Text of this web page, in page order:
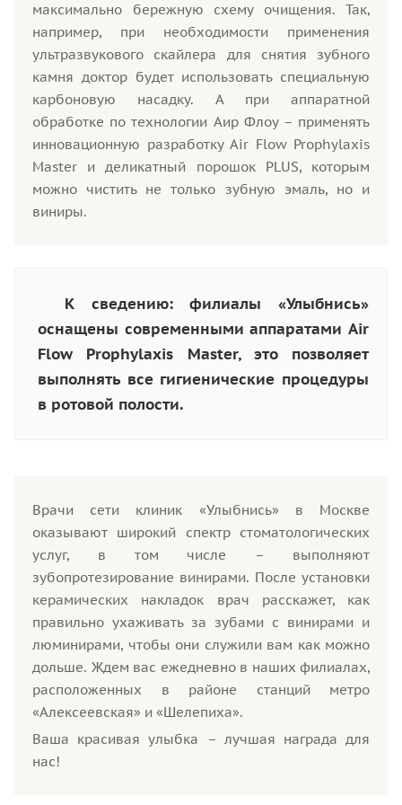
максимально бережную схему очищения. Так,
например, при необходимости применения
ультразвукового скайлера для снятия зубного
камня доктор будет использовать специальную
карбоновую насадку. А при аппаратной
обработке по технологии Аир Флоу – применять
инновационную разработку Air Flow Prophylaxis
Master и деликатный порошок PLUS, которым
можно чистить не только зубную эмаль, но и
виниры.
К сведению: филиалы «Улыбнись»
оснащены современными аппаратами Air
Flow Prophylaxis Master, это позволяет
выполнять все гигиенические процедуры
в ротовой полости.
Врачи сети клиник «Улыбнись» в Москве
оказывают широкий спектр стоматологических
услуг, в том числе – выполняют
зубопротезирование винирами. После установки
керамических накладок врач расскажет, как
правильно ухаживать за зубами с винирами и
люминирами, чтобы они служили вам как можно
дольше. Ждем вас ежедневно в наших филиалах,
расположенных в районе станций метро
«Алексеевская» и «Шелепиха».
Ваша красивая улыбка – лучшая награда для
нас!